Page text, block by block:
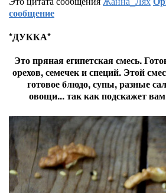
сообщение
*ДУККА*
Это пряная египетская смесь.
орехов, семечек и специй. Этой
готовое блюдо, супы, разные
овощи... так как подскажет